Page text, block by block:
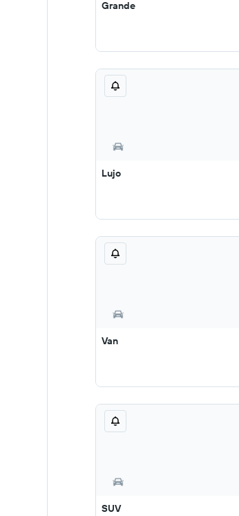
Grande
Lujo
Van
SUV